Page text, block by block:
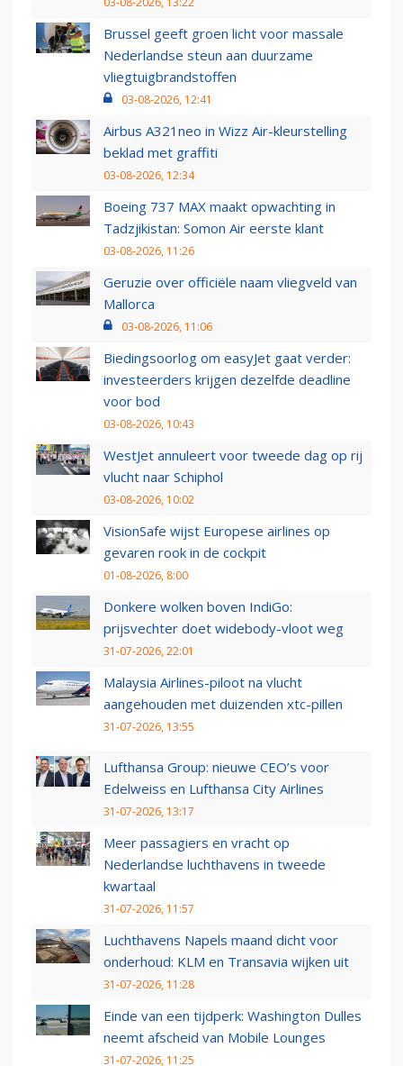
Brussel geeft groen licht voor massale
Nederlandse steun aan duurzame
vliegtuigbrandstoffen
03-08-2026, 12:41
Airbus A321neo in Wizz Air-kleurstelling
beklad met graffiti
03-08-2026, 12:34
Boeing 737 MAX maakt opwachting in
Tadzjikistan: Somon Air eerste klant
03-08-2026, 11:26
Geruzie over officiële naam vliegveld van
Mallorca
03-08-2026, 11:06
Biedingsoorlog om easyJet gaat verder:
investeerders krijgen dezelfde deadline
voor bod
03-08-2026, 10:43
WestJet annuleert voor tweede dag op rij
vlucht naar Schiphol
03-08-2026, 10:02
VisionSafe wijst Europese airlines op
gevaren rook in de cockpit
01-08-2026, 8:00
Donkere wolken boven IndiGo:
prijsvechter doet widebody-vloot weg
31-07-2026, 22:01
Malaysia Airlines-piloot na vlucht
aangehouden met duizenden xtc-pillen
31-07-2026, 13:55
Lufthansa Group: nieuwe CEO’s voor
Edelweiss en Lufthansa City Airlines
31-07-2026, 13:17
Meer passagiers en vracht op
Nederlandse luchthavens in tweede
kwartaal
31-07-2026, 11:57
Luchthavens Napels maand dicht voor
onderhoud: KLM en Transavia wijken uit
31-07-2026, 11:28
Einde van een tijdperk: Washington Dulles
neemt afscheid van Mobile Lounges
31-07-2026, 11:25